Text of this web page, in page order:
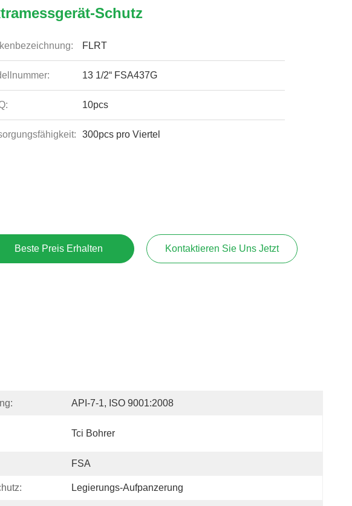
Schutz
FLRT
13 1/2“ FSA437G
10pcs
300pcs pro Viertel
Beste Preis Erhalten Kontaktieren Sie Uns Jetzt
API-7-1, ISO 9001:2008
Tci Bohrer
FSA
Legierungs-Aufpanzerung